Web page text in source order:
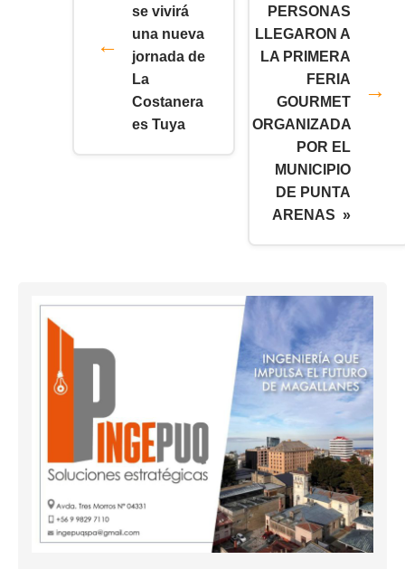
se vivirá
una nueva
jornada de
La
Costanera
es Tuya
PERSONAS
LLEGARON A
LA PRIMERA
FERIA
GOURMET
ORGANIZADA
POR EL
MUNICIPIO
DE PUNTA
ARENAS »